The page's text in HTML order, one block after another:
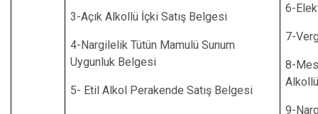
3-Açık Alkollü İçki Satış Belgesi
4-Nargilelik Tütün Mamulü Sunum
Uygunluk Belgesi
5- Etil Alkol Perakende Satış Belgesi
6-
7-
8-
9-